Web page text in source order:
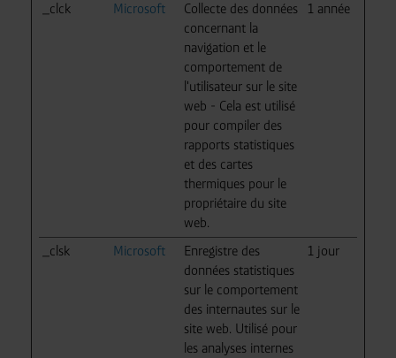
_clck
Microsoft
Collecte des données
concernant la
navigation et le
comportement de
l'utilisateur sur le site
web - Cela est utilisé
pour compiler des
rapports statistiques
et des cartes
thermiques pour le
propriétaire du site
web.
1 année
_clsk Microsoft
Enregistre des
données statistiques
sur le comportement
des internautes sur le
site web. Utilisé pour
les analyses internes
1 jour